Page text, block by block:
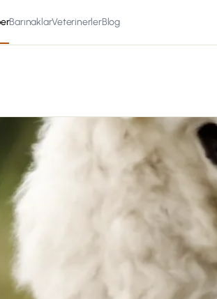
BarınaklarVeterinerlerBlog